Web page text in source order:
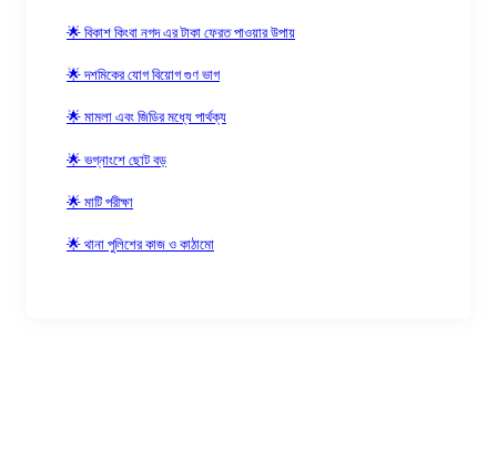
🌟 বিকাশ কিংবা নগদ এর টাকা ফেরত পাওয়ার উপায়
🌟 দশমিকের যোগ বিয়োগ গুণ ভাগ
🌟 মামলা এবং জিডির মধ্যে পার্থক্য
🌟 ভগ্নাংশে ছোট বড়
🌟 মাটি পরীক্ষা
🌟 থানা পুলিশের কাজ ও কাঠামো